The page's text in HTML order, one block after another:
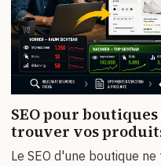
SEO pour
trouver vos
Le SEO d'une boutique